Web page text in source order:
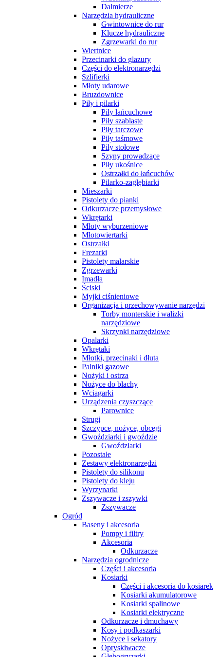
Dalmierze
Narzędzia hydrauliczne
Gwintownice do rur
Klucze hydrauliczne
Zgrzewarki do rur
Wiertnice
Przecinarki do glazury
Części do elektronarzędzi
Szlifierki
Młoty udarowe
Bruzdownice
Piły i pilarki
Piły łańcuchowe
Piły szablaste
Piły tarczowe
Piły taśmowe
Piły stołowe
Szyny prowadzące
Piły ukośnice
Ostrzałki do łańcuchów
Pilarko-zagłębiarki
Mieszarki
Pistolety do pianki
Odkurzacze przemysłowe
Wkrętarki
Młoty wyburzeniowe
Młotowiertarki
Ostrzałki
Frezarki
Pistolety malarskie
Zgrzewarki
Imadła
Ściski
Myjki ciśnieniowe
Organizacja i przechowywanie narzędzi
Torby monterskie i walizki
narzędziowe
Skrzynki narzędziowe
Opalarki
Wkrętaki
Młotki, przecinaki i dłuta
Palniki gazowe
Nożyki i ostrza
Nożyce do blachy
Wciągarki
Urządzenia czyszczące
Parownice
Strugi
Szczypce, nożyce, obcęgi
Gwoździarki i gwoździe
Gwoździarki
Pozostałe
Zestawy elektronarzędzi
Pistolety do silikonu
Pistolety do kleju
Wyrzynarki
Zszywacze i zszywki
Zszywacze
Ogród
Baseny i akcesoria
Pompy i filtry
Akcesoria
Odkurzacze
Narzędzia ogrodnicze
Części i akcesoria
Kosiarki
Części i akcesoria do kosiarek
Kosiarki akumulatorowe
Kosiarki spalinowe
Kosiarki elektryczne
Odkurzacze i dmuchawy
Kosy i podkaszarki
Nożyce i sekatory
Opryskiwacze